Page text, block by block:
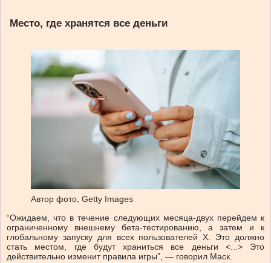
Место, где хранятся все деньги
Автор фото, Getty Images
“Ожидаем, что в течение следующих месяца-двух перейдем к
ограниченному внешнему бета-тестированию, а затем и к
глобальному запуску для всех пользователей X. Это должно
стать местом, где будут храниться все деньги <...> Это
действительно изменит правила игры”, — говорил Маск.